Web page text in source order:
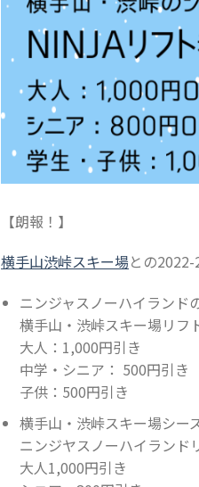
【朗報！】
横手山渋峠スキー場との
ニンジャスノーハイランド
横手山・渋峠スキー場リフ
大人：1,000円引き
中学・シニア： 500円引き
子供：500円引き
横手山・渋峠スキー場シー
ニンジヤスノーハイランド
大人1,000円引き